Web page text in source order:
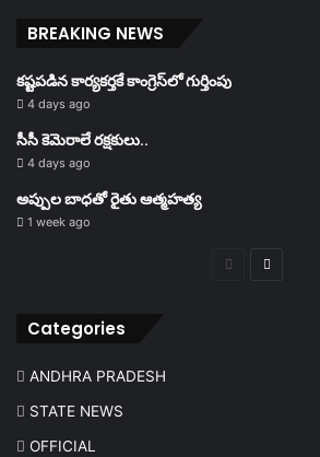
BREAKING NEWS
కష్టపడిన కార్యకర్తకే కాంగ్రెస్‌లో గుర్తింపు
4 days ago
సీసీ కెమెరాలే రక్షకులు..
4 days ago
అప్పుల బాధతో రైతు ఆత్మహత్య
1 week ago
PreviousNext
Categories
ANDHRA PRADESH
STATE NEWS
OFFICIAL